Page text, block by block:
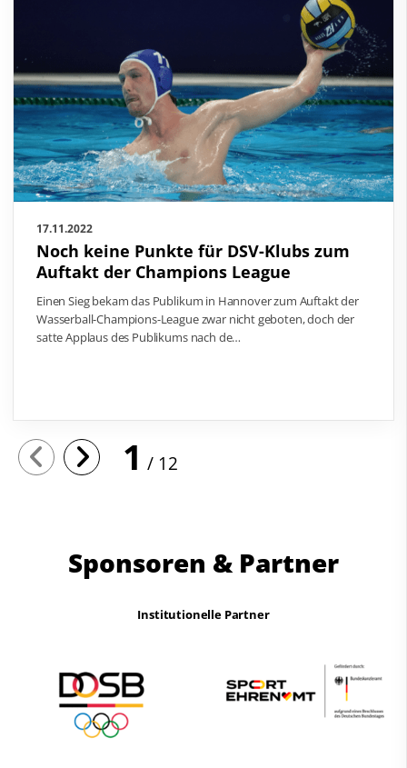
17.11.2022
Noch keine Punkte für DSV-Klubs zum
Auftakt der Champions League
Einen Sieg bekam das Publikum in Hannover zum Auftakt der
Wasserball-Champions-League zwar nicht geboten, doch der
satte Applaus des Publikums nach de…
1 12
Sponsoren & Partner
Institutionelle Partner